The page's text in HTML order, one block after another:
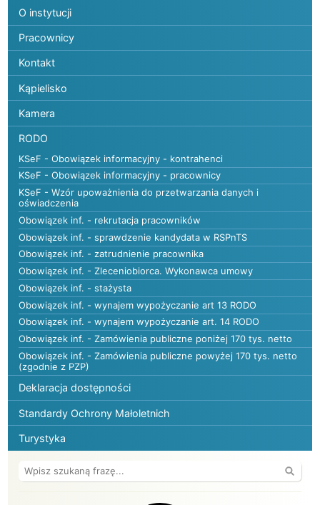
O instytucji
Pracownicy
Kontakt
Kąpielisko
Kamera
RODO
KSeF - Obowiązek informacyjny - kontrahenci
KSeF - Obowiązek informacyjny - pracownicy
KSeF - Wzór upoważnienia do przetwarzania danych i
oświadczenia
Obowiązek inf. - rekrutacja pracowników
Obowiązek inf. - sprawdzenie kandydata w RSPnTS
Obowiązek inf. - zatrudnienie pracownika
Obowiązek inf. - Zleceniobiorca. Wykonawca umowy
Obowiązek inf. - stażysta
Obowiązek inf. - wynajem wypożyczanie art 13 RODO
Obowiązek inf. - wynajem wypożyczanie art. 14 RODO
Obowiązek inf. - Zamówienia publiczne poniżej 170 tys. netto
Obowiązek inf. - Zamówienia publiczne powyżej 170 tys. netto
(zgodnie z PZP)
Deklaracja dostępności
Standardy Ochrony Małoletnich
Turystyka